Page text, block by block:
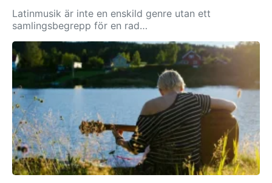
Latinmusik är inte en enskild genre utan ett
samlingsbegrepp för en rad…